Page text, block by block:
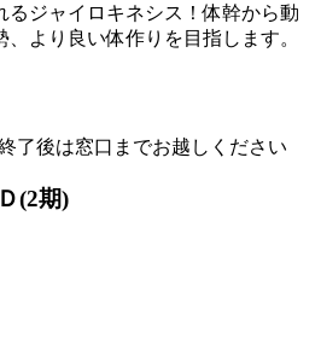
るジャイロキネシス！体幹から動
、より良い体作りを目指します。
了後は窓口までお越しください
(2期)